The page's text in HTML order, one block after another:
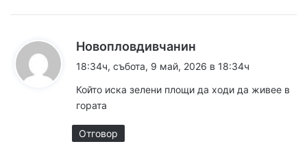
Новопловдивчанин
а
а
18:34ч, събота, 9 май, 2026 в 18:34ч
Който иска зелени площи да ходи да живее в
гората
Отговор